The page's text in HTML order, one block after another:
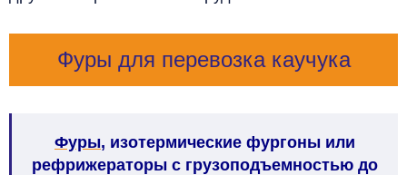
Фуры для перевозка каучука
Фуры, изотермические фургоны или
рефрижераторы с грузоподъемностью до